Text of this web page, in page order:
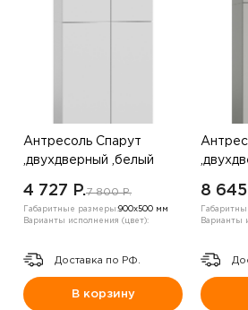
Антресоль Спарут
,двухдверный ,белый
4 727 P.7 800 P.
Габаритные размеры:900х500 мм
Варианты исполнения (цвет):
Доставка по РФ.
В корзину
8 645
Варианты